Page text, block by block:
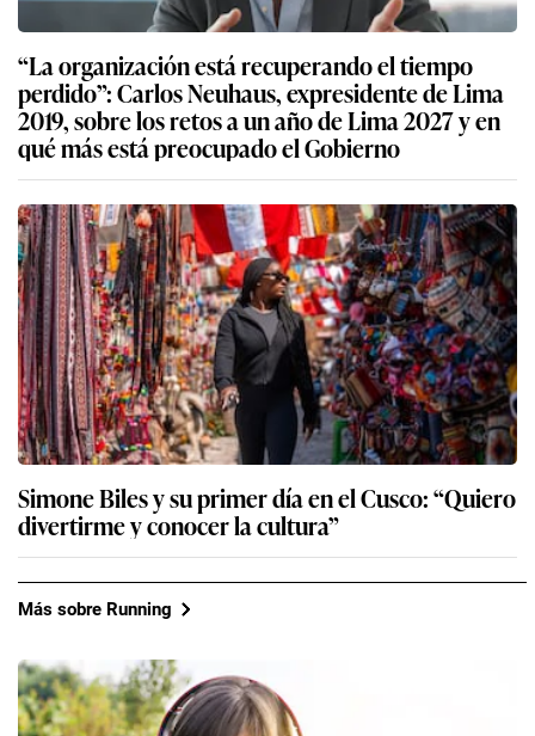
“La organización está recuperando el tiempo
perdido”: Carlos Neuhaus, expresidente de Lima
2019, sobre los retos a un año de Lima 2027 y en
qué más está preocupado el Gobierno
Simone Biles y su primer día en el Cusco: “Quiero
divertirme y conocer la cultura”
Más sobre Running